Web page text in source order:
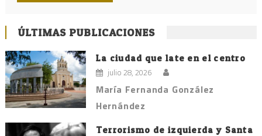
ÚLTIMAS PUBLICACIONES
La ciudad que late en el centro
julio 28, 2026
María Fernanda González
Hernández
Terrorismo de izquierda y Santa